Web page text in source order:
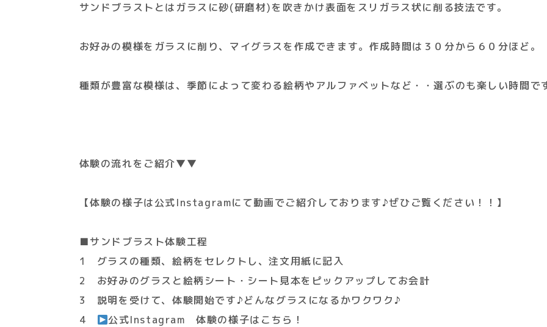
サンドブラストとはガラスに砂(研磨材)を吹きかけ表面をスリガラス状に削る技法です。
お好みの模様をガラスに削り、マイグラスを作成できます。作成時間は３０分から６０分ほど。
種類が豊富な模様は、季節によって変わる絵柄やアルファベットなど・・選ぶのも楽しい時間で
体験の流れをご紹介▼▼
【体験の様子は公式Instagramにて動画でご紹介しております♪ぜひご覧ください！！】
■サンドブラスト体験工程
1 グラスの種類、絵柄をセレクトし、注文用紙に記入
2 お好みのグラスと絵柄シート・シート見本をピックアップしてお会計
3 説明を受けて、体験開始です♪どんなグラスになるかワクワク♪
4
公式Instagram 体験の様子はこちら！